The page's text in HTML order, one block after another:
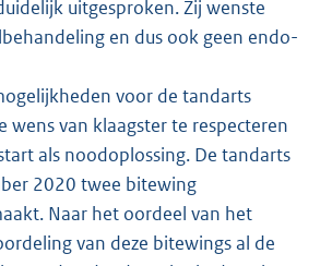
uitgesproken. Zij wenste
en dus ook geen endo-
voor de tandarts
wens van klaagster te respecteren
als noodoplossing. De tandarts
2020 twee bitewing
Naar het oordeel van het
van deze bitewings al de